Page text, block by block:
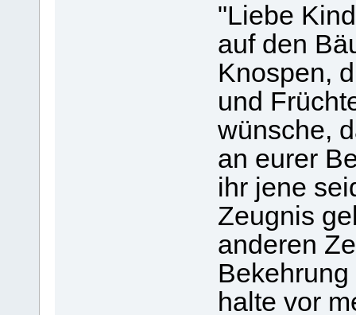
"Liebe
auf den
Knospen,
und
wünsche,
an eurer
ihr jene
Zeugnis
anderen
halte vor